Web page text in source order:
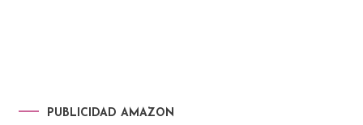
PUBLICIDAD AMAZON